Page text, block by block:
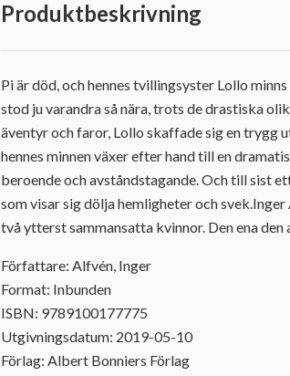
Produktbeskrivning
Pi är död, och hennes tvillingsyster Lollo
stod ju varandra så nära, trots de drastiska
äventyr och faror, Lollo skaffade sig en trygg
hennes minnen växer efter hand till en
beroende och avståndstagande. Och till sist
som visar sig dölja hemligheter och
två ytterst sammansatta kvinnor. Den ena den
Författare: Alfvén, Inger
Format: Inbunden
ISBN: 9789100177775
Utgivningsdatum: 2019-05-10
Förlag: Albert Bonniers Förlag